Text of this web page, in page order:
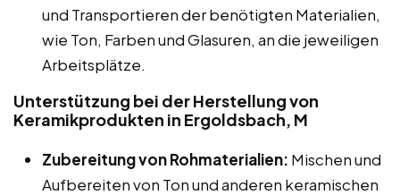
und Transportieren der benötigten Materialien,
wie Ton, Farben und Glasuren, an die jeweiligen
Arbeitsplätze.
Unterstützung bei der Herstellung von
Keramikprodukten in Ergoldsbach, M
Zubereitung von Rohmaterialien: Mischen und
Aufbereiten von Ton und anderen keramischen